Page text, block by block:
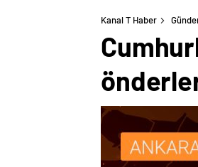
Kanal T Haber